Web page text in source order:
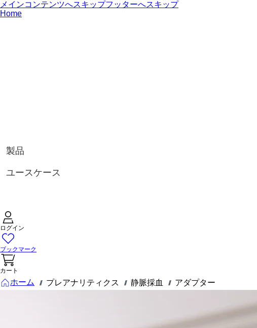
メインコンテンツへスキップフッターへスキップ
Home
製品
ユースケース
ログイン
ブックマーク
カート
ホーム /// プレアナリティクス /// 静脈採血 /// アダプター